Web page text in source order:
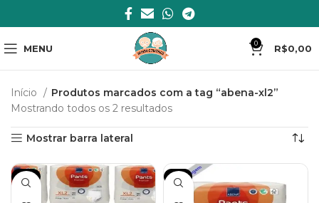
MENU 0 R$0,00
Início
Produtos marcados com a tag “abena-xl2”
Mostrando todos os 2 resultados
Mostrar barra lateral
-7% -5%